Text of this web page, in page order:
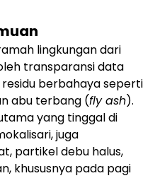
lingkungan dari
transparansi data
berbahaya seperti
abu terbang (fly ash).
yang tinggal di
juga
partikel debu halus,
khususnya pada pagi